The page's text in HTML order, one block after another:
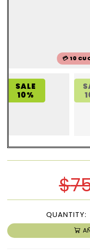
💳 10
SALE
10%
$